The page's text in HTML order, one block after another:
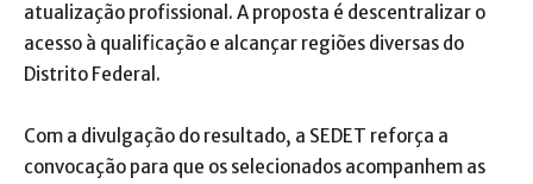
atualização profissional. A proposta é descentralizar o
acesso à qualificação e alcançar regiões diversas do
Distrito Federal.
Com a divulgação do resultado, a SEDET reforça a
convocação para que os selecionados acompanhem as